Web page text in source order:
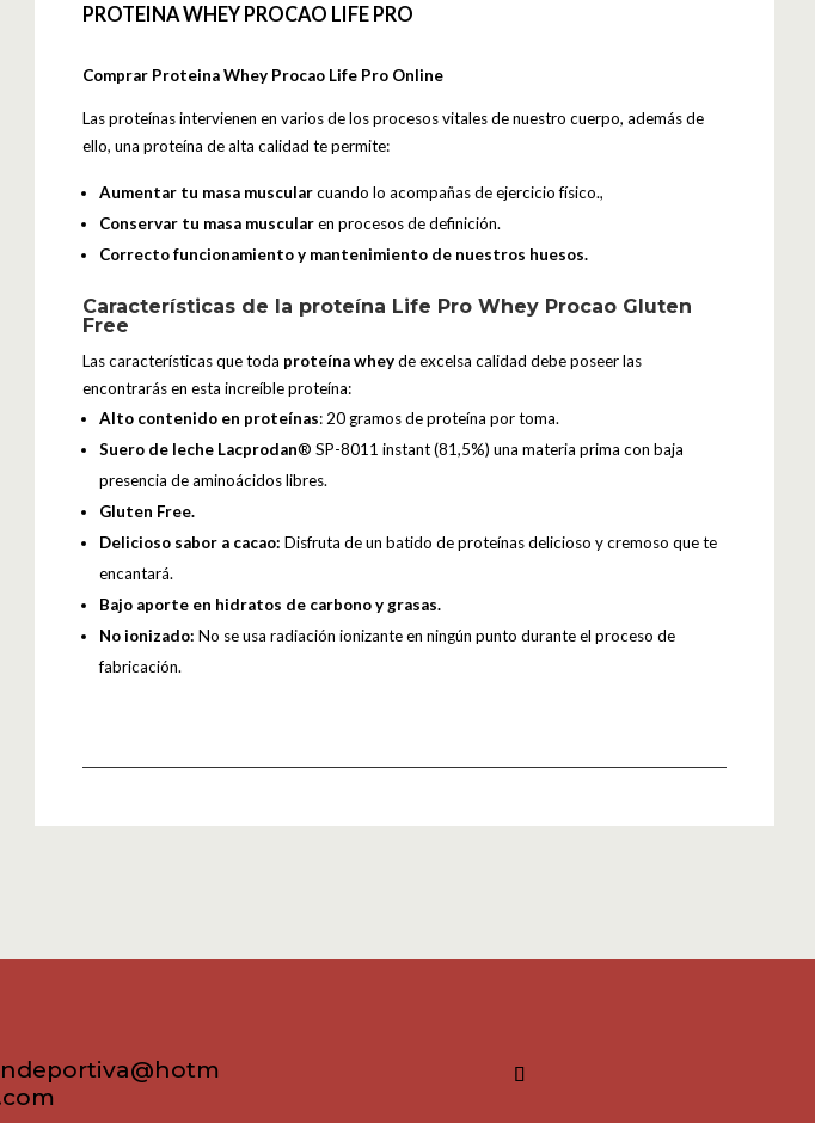
PROTEINA WHEY PROCAO LIFE PRO
Comprar Proteina Whey Procao Life Pro Online
Las proteínas intervienen en varios de los procesos vitales de nuestro cuerpo, además de
ello, una proteína de alta calidad te permite:
Aumentar tu masa muscularcuando lo acompañas de ejercicio físico.,
Conservar tu masa muscularen procesos de definición.
Correcto funcionamiento y mantenimiento de nuestros huesos.
Características de la proteína Life Pro Whey Procao Gluten
Free
Las características que toda proteína wheyde excelsa calidad debe poseer las
encontrarás en esta increíble proteína:
Alto contenido en proteínas: 20 gramos de proteína por toma.
Suero de leche Lacprodan® SP-8011 instant (81,5%) una materia prima con baja
presencia de aminoácidos libres.
Gluten Free.
Delicioso sabor a cacao: Disfruta de un batido de proteínas delicioso y cremoso que te
encantará.
Bajo aporte en hidratos de carbono y grasas.
No ionizado: No se usa radiación ionizante en ningún punto durante el proceso de
fabricación.